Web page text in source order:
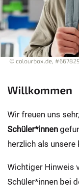
Willkommen
Wir freuen uns
Schüler*innen
herzlich als
Wichtiger Hinweis
Schüler*innen bei
© colourbox.de,